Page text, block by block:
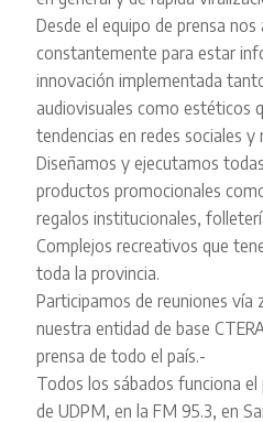
Desde el equipo de prensa
constantemente para estar
innovación implementada
audiovisuales como estéticos
tendencias en redes sociales y
Diseñamos y ejecutamos
productos promocionales
regalos institucionales,
Complejos recreativos que
toda la provincia.
Participamos de reuniones vía
nuestra entidad de base
prensa de todo el país.-
Todos los sábados funciona
de UDPM, en la FM 95.3, en